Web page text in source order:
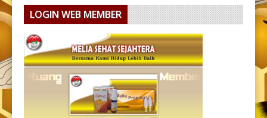
LOGIN WEB MEMBER